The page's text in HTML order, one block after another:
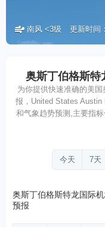
南风 <3级 更新时间
奥斯丁伯格斯特
为你提供快速准确的美
报，United States Austin
和气象趋势预测,主要指
今天 7天
奥斯丁伯格斯特龙国际
预报